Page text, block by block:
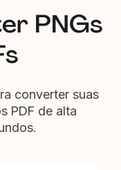
PNGs
converter suas
PDF de alta